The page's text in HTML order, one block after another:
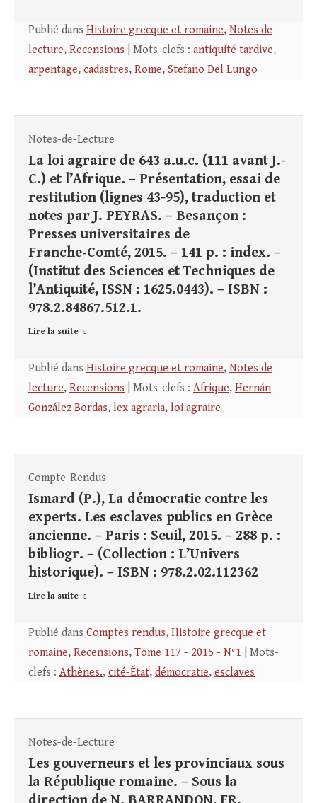
Publié dans Histoire grecque et romaine, Notes de
lecture, Recensions | Mots-clefs : antiquité tardive,
arpentage, cadastres, Rome, Stefano Del Lungo
Notes-de-Lecture
La loi agraire de 643 a.u.c. (111 avant J.-
C.) et l’Afrique. – Présentation, essai de
restitution (lignes 43-95), traduction et
notes par J. PEYRAS. – Besançon :
Presses universitaires de
Franche‑Comté, 2015. – 141 p. : index. –
(Institut des Sciences et Techniques de
l’Antiquité, ISSN : 1625.0443). – ISBN :
978.2.84867.512.1.
Lire la suite
Publié dans Histoire grecque et romaine, Notes de
lecture, Recensions | Mots-clefs : Afrique, Hernán
González Bordas, lex agraria, loi agraire
Compte-Rendus
Ismard (P.), La démocratie contre les
experts. Les esclaves publics en Grèce
ancienne. – Paris : Seuil, 2015. – 288 p. :
bibliogr. – (Collection : L’Univers
historique). – ISBN : 978.2.02.112362
Lire la suite
Publié dans Comptes rendus, Histoire grecque et
romaine, Recensions, Tome 117 - 2015 - N°1 | Mots-
clefs : Athènes., cité-État, démocratie, esclaves
Notes-de-Lecture
Les gouverneurs et les provinciaux sous
la République romaine. – Sous la